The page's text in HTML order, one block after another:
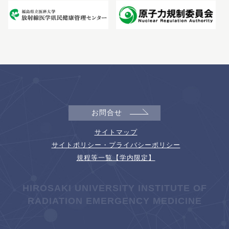
お問合せ
サイトマップ
サイトポリシー・プライバシーポリシー
規程等一覧【学内限定】
HIROSAKI UNIVERSITY INSTITUTE OF
RADIATION EMERGENCY MEDICINE